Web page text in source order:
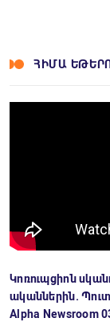
ՀԻՄԱ
Կոռուպցիոն
ականներին.
Alpha Newsroom